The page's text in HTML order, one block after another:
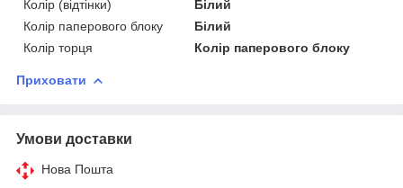
Колір (відтінки)
Білий
Колір паперового блоку
Білий
Колір торця
Колір паперового блоку
Приховати
Умови доставки
Нова Пошта